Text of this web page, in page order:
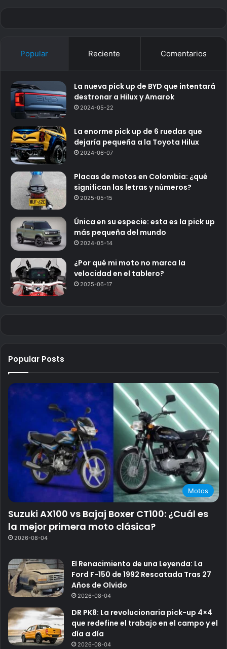
Popular Reciente Comentarios
La nueva pick up de BYD que intentará
destronar a Hilux y Amarok
2024-05-22
La enorme pick up de 6 ruedas que
dejaría pequeña a la Toyota Hilux
2024-06-07
Placas de motos en Colombia: ¿qué
significan las letras y números?
2025-05-15
Única en su especie: esta es la pick up
más pequeña del mundo
2024-05-14
¿Por qué mi moto no marca la
velocidad en el tablero?
2025-06-17
Popular Posts
Motos
Suzuki AX100 vs Bajaj Boxer CT100: ¿Cuál es
la mejor primera moto clásica?
2026-08-04
El Renacimiento de una Leyenda: La
Ford F-150 de 1992 Rescatada Tras 27
Años de Olvido
2026-08-04
DR PK8: La revolucionaria pick-up 4×4
que redefine el trabajo en el campo y el
día a día
2026-08-04